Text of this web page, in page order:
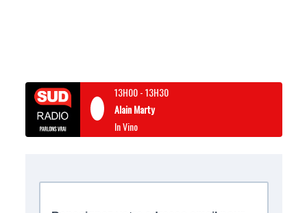
13H00-13H30
Alain Marty
In Vino